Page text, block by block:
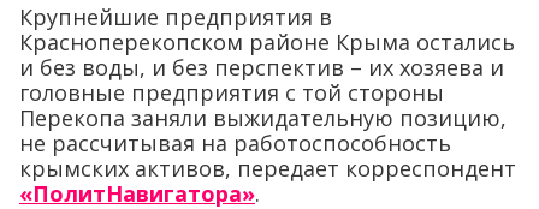
Крупнейшие предприятия в
Красноперекопском районе Крыма остались
и без воды, и без перспектив – их хозяева и
головные предприятия с той стороны
Перекопа заняли выжидательную позицию,
не рассчитывая на работоспособность
крымских активов, передает корреспондент
«ПолитНавигатора».